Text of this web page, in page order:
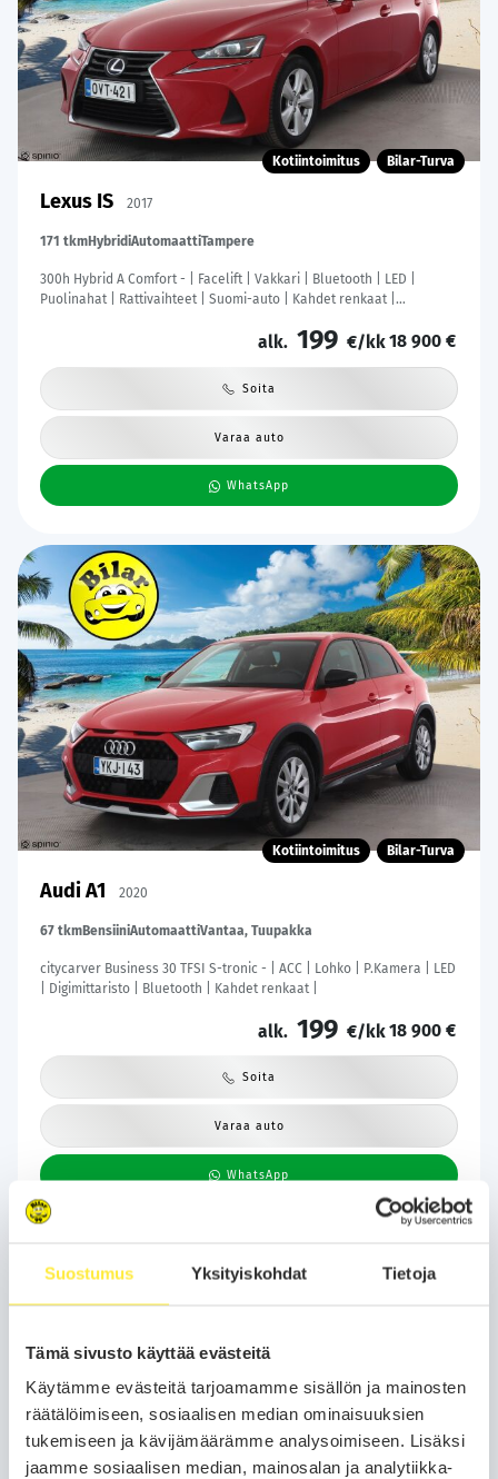
Suostumus Yksityiskohdat Tietoja
Tämä sivusto käyttää evästeitä
Käytämme evästeitä tarjoamamme sisällön ja mainosten
räätälöimiseen, sosiaalisen median ominaisuuksien
tukemiseen ja kävijämäärämme analysoimiseen. Lisäksi
jaamme sosiaalisen median, mainosalan ja analytiikka-
Kotiintoimitus Bilar-Turva
Lexus IS 2017
171 tkmHybridiAutomaattiTampere
300h Hybrid A Comfort - | Facelift | Vakkari | Bluetooth | LED |
Puolinahat | Rattivaihteet | Suomi-auto | Kahdet renkaat |
alk. 199 €/kk18 900 €
Soita
Varaa auto
WhatsApp
Kotiintoimitus Bilar-Turva
Audi A1 2020
67 tkmBensiiniAutomaattiVantaa, Tuupakka
citycarver Business 30 TFSI S-tronic - | ACC | Lohko | P.Kamera | LED
| Digimittaristo | Bluetooth | Kahdet renkaat |
alk. 199 €/kk18 900 €
Soita
Varaa auto
WhatsApp